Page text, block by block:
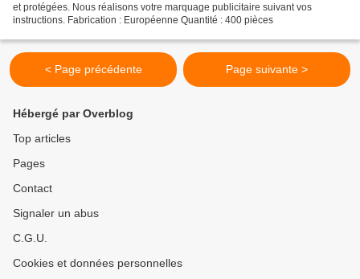
et protégées. Nous réalisons votre marquage publicitaire suivant vos
instructions. Fabrication : Européenne Quantité : 400 pièces
< Page précédente Page suivante >
Hébergé par Overblog
Top articles
Pages
Contact
Signaler un abus
C.G.U.
Cookies et données personnelles